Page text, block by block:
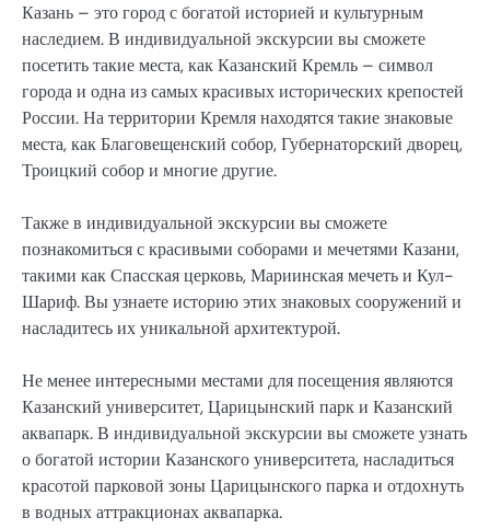
Казань – это город с богатой историей и культурным
наследием. В индивидуальной экскурсии вы сможете
посетить такие места, как Казанский Кремль – символ
города и одна из самых красивых исторических крепостей
России. На территории Кремля находятся такие знаковые
места, как Благовещенский собор, Губернаторский дворец,
Троицкий собор и многие другие.
Также в индивидуальной экскурсии вы сможете
познакомиться с красивыми соборами и мечетями Казани,
такими как Спасская церковь, Мариинская мечеть и Кул-
Шариф. Вы узнаете историю этих знаковых сооружений и
насладитесь их уникальной архитектурой.
Не менее интересными местами для посещения являются
Казанский университет, Царицынский парк и Казанский
аквапарк. В индивидуальной экскурсии вы сможете узнать
о богатой истории Казанского университета, насладиться
красотой парковой зоны Царицынского парка и отдохнуть
в водных аттракционах аквапарка.